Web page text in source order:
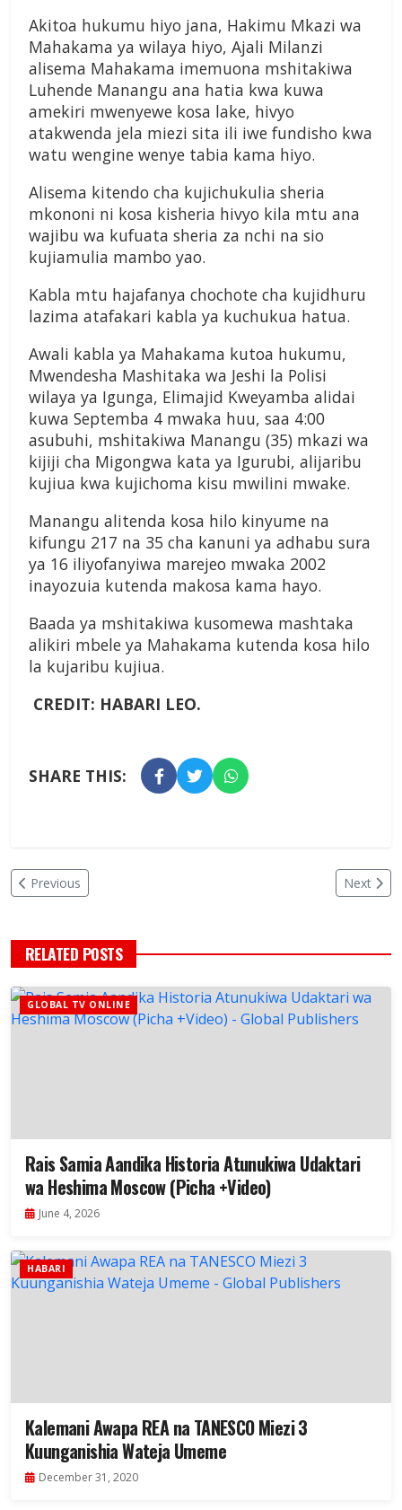
Akitoa hukumu hiyo jana, Hakimu Mkazi wa
Mahakama ya wilaya hiyo, Ajali Milanzi
alisema Mahakama imemuona mshitakiwa
Luhende Manangu ana hatia kwa kuwa
amekiri mwenyewe kosa lake, hivyo
atakwenda jela miezi sita ili iwe fundisho kwa
watu wengine wenye tabia kama hiyo.
Alisema kitendo cha kujichukulia sheria
mkononi ni kosa kisheria hivyo kila mtu ana
wajibu wa kufuata sheria za nchi na sio
kujiamulia mambo yao.
Kabla mtu hajafanya chochote cha kujidhuru
lazima atafakari kabla ya kuchukua hatua.
Awali kabla ya Mahakama kutoa hukumu,
Mwendesha Mashitaka wa Jeshi la Polisi
wilaya ya Igunga, Elimajid Kweyamba alidai
kuwa Septemba 4 mwaka huu, saa 4:00
asubuhi, mshitakiwa Manangu (35) mkazi wa
kijiji cha Migongwa kata ya Igurubi, alijaribu
kujiua kwa kujichoma kisu mwilini mwake.
Manangu alitenda kosa hilo kinyume na
kifungu 217 na 35 cha kanuni ya adhabu sura
ya 16 iliyofanyiwa marejeo mwaka 2002
inayozuia kutenda makosa kama hayo.
Baada ya mshitakiwa kusomewa mashtaka
alikiri mbele ya Mahakama kutenda kosa hilo
la kujaribu kujiua.
CREDIT: HABARI LEO.
SHARE THIS:
Previous Next
RELATED POSTS
GLOBAL TV ONLINE
Rais Samia Aandika Historia Atunukiwa Udaktari
wa Heshima Moscow (Picha +Video)
June 4, 2026
HABARI
Kalemani Awapa REA na TANESCO Miezi 3
Kuunganishia Wateja Umeme
December 31, 2020